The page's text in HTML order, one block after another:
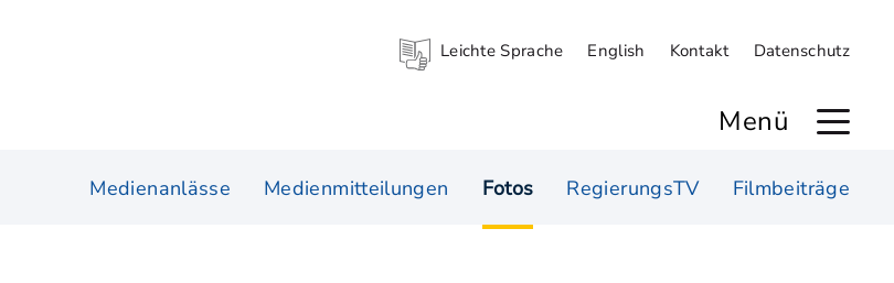
Leichte Sprache English Kontakt Datenschutz
Menü
Medienanlässe Medienmitteilungen Fotos RegierungsTV Filmbeiträge